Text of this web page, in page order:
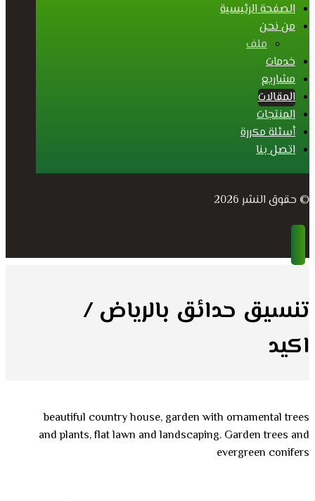
الصفحة الرئيسية
من نحن
ملف
خدمات
مشاريع
المقالات
المنتجات
أسئلة مكررة
اتصل بنا
© حقوق النشر 2026
تنسيق حدائق بالرياض /
اكيد
beautiful country house, garden with ornamental trees
and plants, flat lawn and landscaping. Garden trees and
evergreen conifers